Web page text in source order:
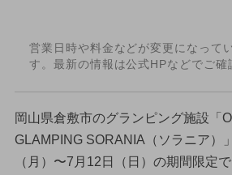
営業日時や料金などが変更になって
す。最新の情報は公式HPなどでご確
岡山県倉敷市のグランピング施設「
GLAMPING SORANIA（ソラニア）
（月）〜7月12日（日）の期間限定